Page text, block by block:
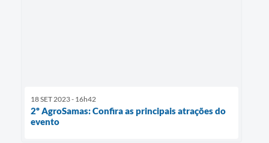
18 SET 2023 - 16h42
2º AgroSamas: Confira as principais atrações do
evento